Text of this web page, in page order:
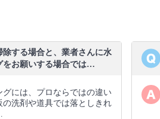
除する場合と、業者さんに水
をお願いする場合では…
グには、プロならではの違い
の洗剤や道具では落としきれ